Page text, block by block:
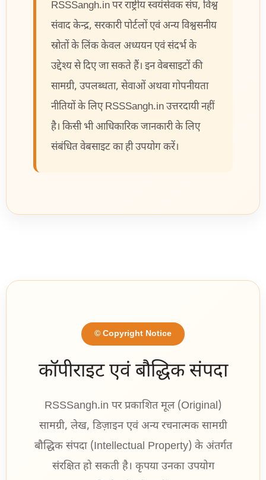
RSSSangh.in पर राष्ट्रीय स्वयंसेवक संघ, विश्व
संवाद केन्द्र, सरकारी पोर्टलों एवं अन्य विश्वसनीय
स्रोतों के लिंक केवल अध्ययन एवं संदर्भ के
उद्देश्य से दिए जा सकते हैं। इन वेबसाइटों की
सामग्री, उपलब्धता, सेवाओं अथवा गोपनीयता
नीतियों के लिए RSSSangh.in उत्तरदायी नहीं
है। किसी भी आधिकारिक जानकारी के लिए
संबंधित वेबसाइट का ही उपयोग करें।
© Copyright Notice
कॉपीराइट एवं बौद्धिक संपदा
RSSSangh.in पर प्रकाशित मूल (Original)
सामग्री, लेख, डिज़ाइन एवं अन्य रचनात्मक सामग्री
बौद्धिक संपदा (Intellectual Property) के अंतर्गत
संरक्षित हो सकती है। कृपया उनका उपयोग